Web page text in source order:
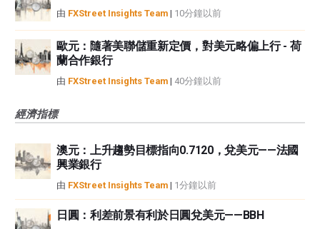
由 FXStreet Insights Team | 10分鐘以前
歐元：隨著美聯儲重新定價，對美元略偏上行 - 荷
蘭合作銀行
由 FXStreet Insights Team | 40分鐘以前
經濟指標
澳元：上升趨勢目標指向0.7120，兌美元——法國
興業銀行
由 FXStreet Insights Team | 1分鐘以前
日圓：利差前景有利於日圓兌美元——BBH